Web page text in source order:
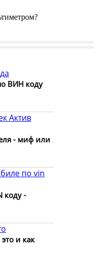
ВИН коду
- миф или
коду -
и как